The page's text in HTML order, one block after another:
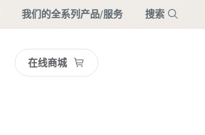
我们的全系列产品/服务 搜索
在线商城